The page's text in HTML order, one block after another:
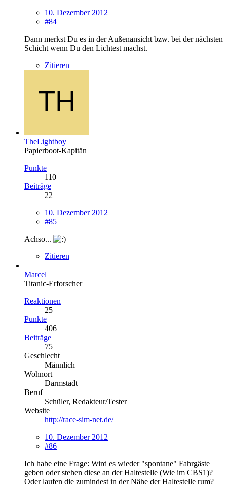
10. Dezember 2012
#84
Dann merkst Du es in der Außenansicht bzw. bei der nächsten
Schicht wenn Du den Lichtest machst.
Zitieren
TheLightboy
Papierboot-Kapitän
Punkte
110
Beiträge
22
10. Dezember 2012
#85
Achso...
Zitieren
Marcel
Titanic-Erforscher
Reaktionen
25
Punkte
406
Beiträge
75
Geschlecht
Männlich
Wohnort
Darmstadt
Beruf
Schüler, Redakteur/Tester
Website
http://race-sim-net.de/
10. Dezember 2012
#86
Ich habe eine Frage: Wird es wieder "spontane" Fahrgäste
geben oder stehen diese an der Haltestelle (Wie im CBS1)?
Oder laufen die zumindest in der Nähe der Haltestelle rum?